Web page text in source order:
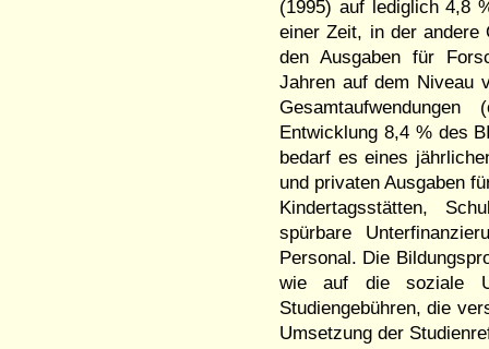
(1995) auf lediglich 4,8
einer Zeit, in der andere
den Ausgaben für
Jahren auf dem Niveau
Entwicklung 8,4 % des
bedarf es eines
und privaten Ausgaben
Kindertagsstätten,
spürbare
Personal. Die
wie auf die soziale
Studiengebühren, die
Umsetzung der